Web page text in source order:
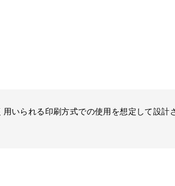
いられる印刷方式での使用を想定して設